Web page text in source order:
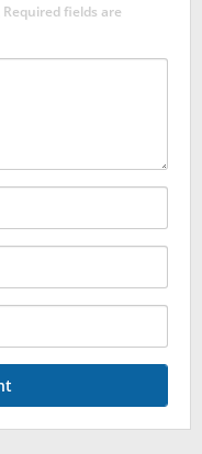
Required fields are